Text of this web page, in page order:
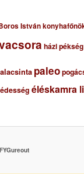
István
házi pékség
paleo
édesség éléskamra
FYGureout